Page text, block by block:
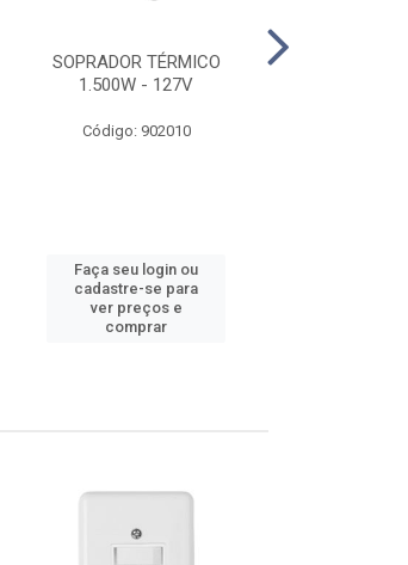
SOPRADOR TÉRMICO
1.500W - 127V
Código: 902010
Faça seu login ou
cadastre-se para
ver preços e
comprar